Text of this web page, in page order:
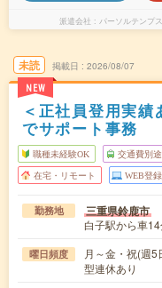
派遣会社 パーソルテンプ
未読
NEW
掲載日 2026/08/07
＜正社員登用実
でサポート事務
職種未経験OK 交通費別
在宅・リモート WEB登
勤務地 三重県鈴鹿市
白子駅から車
曜日頻度
月～金・祝(週
型連休あり